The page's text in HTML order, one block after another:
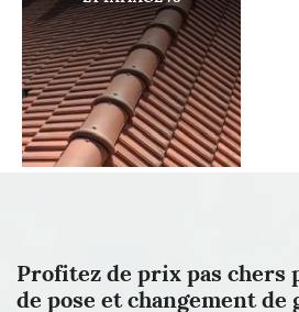
Profitez de prix pas chers
de pose et changement de